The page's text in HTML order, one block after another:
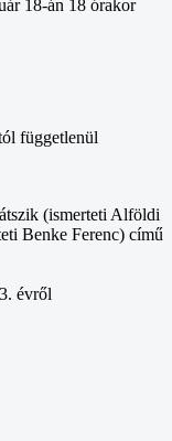
18-án 18 órakor
függetlenül
(ismerteti Alföldi
Benke Ferenc) című
évről